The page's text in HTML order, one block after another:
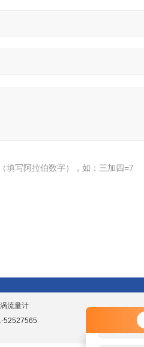
您好！
服务，
填写阿拉伯数字），如：三加四=7
流量计
52527565